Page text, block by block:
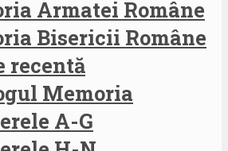
Armatei Române
Bisericii Române
recentă
Memoria
A-G